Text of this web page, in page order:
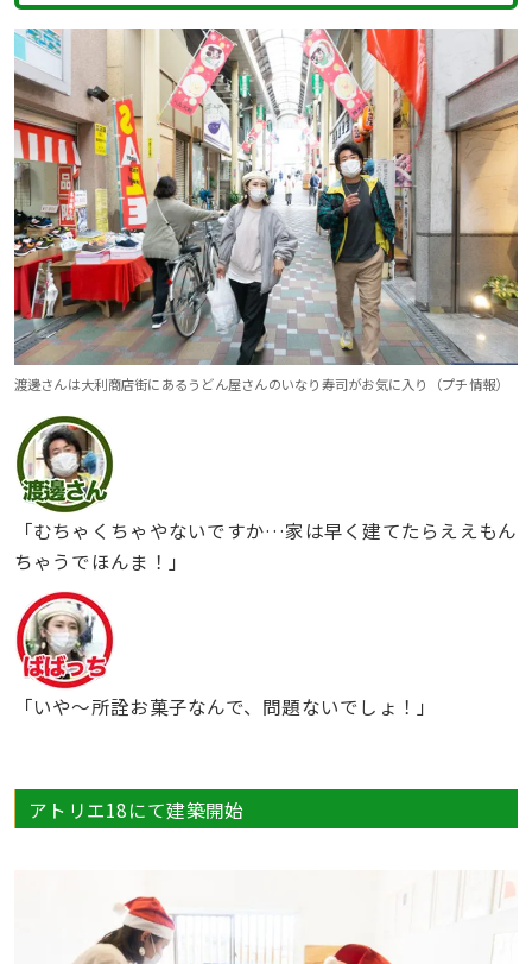
渡邊さんは大利商店街にあるうどん屋さんのいなり寿司がお気に入り（プチ情報）
「むちゃくちゃやないですか…家は早く建てたらええもん
ちゃうでほんま！」
「いや〜所詮お菓子なんで、問題ないでしょ！」
アトリエ18にて建築開始